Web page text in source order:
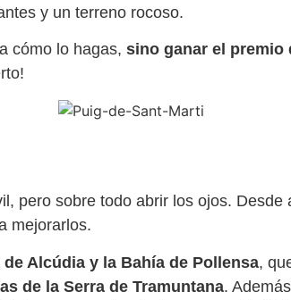
y un terreno rocoso.
cómo lo hagas, sino ganar el premio
pero sobre todo abrir los ojos. Desde
mejorarlos.
de Alcúdia y la Bahía de Pollensa,
de la Serra de Tramuntana.